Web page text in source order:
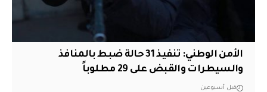
الأمن الوطني: تنفيذ 31 حالة ضبط بالمنافذ
والسيطرات والقبض على 29 مطلوباً
قبل أسبوعين